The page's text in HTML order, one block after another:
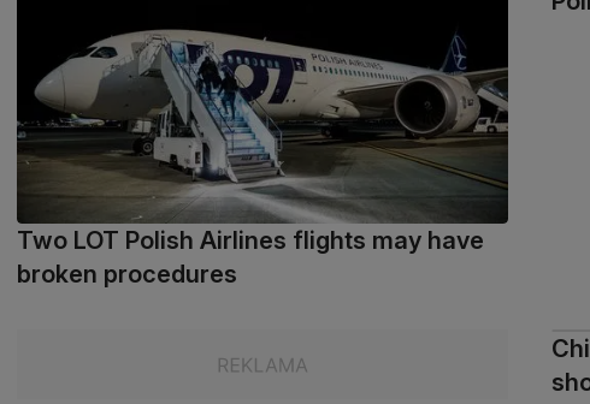
Two LOT Polish Airlines flights may have
broken procedures